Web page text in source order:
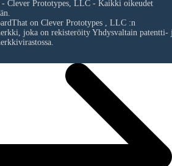
Clever Prototypes, LLC - Kaikki oikeudet
on Clever Prototypes , LLC:n
joka on rekisteröity Yhdysvaltain patentti-